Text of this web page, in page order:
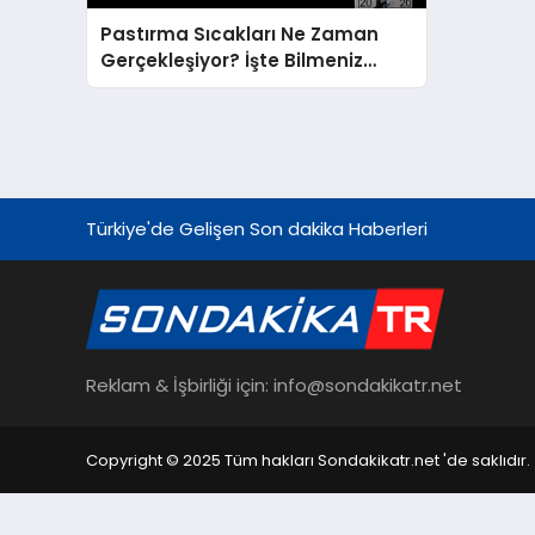
Pastırma Sıcakları Ne Zaman
Gerçekleşiyor? İşte Bilmeniz
Gerekenler!
Türkiye'de Gelişen Son dakika Haberleri
Reklam & İşbirliği için: info@sondakikatr.net
Copyright © 2025 Tüm hakları Sondakikatr.net 'de saklıdır.